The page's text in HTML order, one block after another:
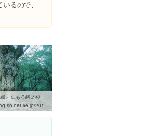
るので、
』にある縄文杉
net.ne.jp/2013-06-22-1